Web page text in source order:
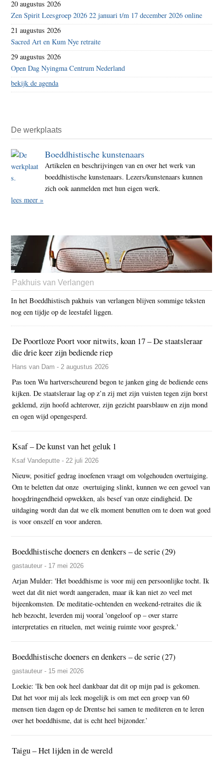
20 augustus 2026
Zen Spirit Leesgroep 2026 22 januari t/m 17 december 2026 online
21 augustus 2026
Sacred Art en Kum Nye retraite
29 augustus 2026
Open Dag Nyingma Centrum Nederland
bekijk de agenda
De werkplaats
Boeddhistische kunstenaars
Artikelen en beschrijvingen van en over het werk van
boeddhistische kunstenaars. Lezers/kunstenaars kunnen
zich ook aanmelden met hun eigen werk.
lees meer »
Pakhuis van Verlangen
In het Boeddhistisch pakhuis van verlangen blijven sommige teksten
nog een tijdje op de leestafel liggen.
De Poortloze Poort voor nitwits, koan 17 – De staatsleraar
die drie keer zijn bediende riep
Hans van Dam - 2 augustus 2026
Pas toen Wu hartverscheurend begon te janken ging de bediende eens
kijken. De staatsleraar lag op z’n zij met zijn vuisten tegen zijn borst
geklemd, zijn hoofd achterover, zijn gezicht paarsblauw en zijn mond
en ogen wijd opengesperd.
Ksaf – De kunst van het geluk 1
Ksaf Vandeputte - 22 juli 2026
Nieuw, positief gedrag inoefenen vraagt om volgehouden overtuiging.
Om te beletten dat onze overtuiging slinkt, kunnen we een gevoel van
hoogdringendheid opwekken, als besef van onze eindigheid. De
uitdaging wordt dan dat we elk moment benutten om te doen wat goed
is voor onszelf en voor anderen.
Boeddhistische doeners en denkers – de serie (29)
gastauteur - 17 mei 2026
Arjan Mulder: 'Het boeddhisme is voor mij een persoonlijke tocht. Ik
weet dat dit niet wordt aangeraden, maar ik kan niet zo veel met
bijeenkomsten. De meditatie-ochtenden en weekend-retraites die ik
heb bezocht, leverden mij vooral 'ongeloof op – over starre
interpretaties en rituelen, met weinig ruimte voor gesprek.'
Boeddhistische doeners en denkers – de serie (27)
gastauteur - 15 mei 2026
Loekie: 'Ik ben ook heel dankbaar dat dit op mijn pad is gekomen.
Dat het voor mij als leek mogelijk is om met een groep van 60
mensen tien dagen op de Drentse hei samen te mediteren en te leren
over het boeddhisme, dat is echt heel bijzonder.’
Taigu – Het lijden in de wereld